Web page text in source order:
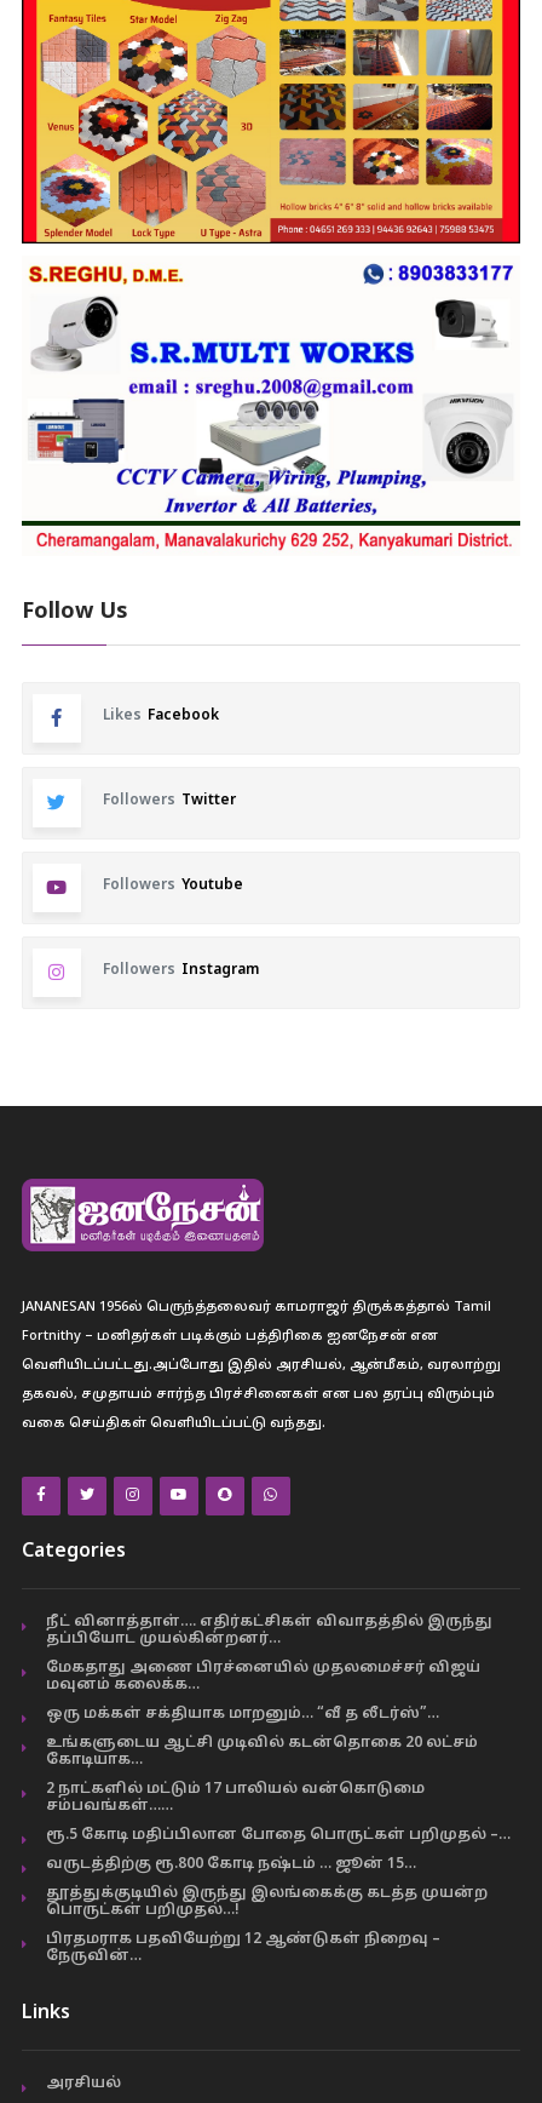
Follow Us
Likes Facebook
Followers Twitter
Followers Youtube
Followers Instagram
JANANESAN 1956ல் பெருந்த்தலைவர் காமராஜர் திருக்கத்தால் Tamil
Fortnithy – மனிதர்கள் படிக்கும் பத்திரிகை ஐனநேசன் என
வெளியிடப்பட்டது.அப்போது இதில் அரசியல், ஆன்மீகம், வரலாற்று
தகவல், சமுதாயம் சார்ந்த பிரச்சினைகள் என பல தரப்பு விரும்பும்
வகை செய்திகள் வெளியிடப்பட்டு வந்தது.
Categories
நீட் வினாத்தாள்…. எதிர்கட்சிகள் விவாதத்தில் இருந்து
தப்பியோட முயல்கின்றனர்…
மேகதாது அணை பிரச்னையில் முதலமைச்சர் விஜய்
மவுனம் கலைக்க…
ஒரு மக்கள் சக்தியாக மாறனும்… “வீ த லீடர்ஸ்”…
உங்களுடைய ஆட்சி முடிவில் கடன்தொகை 20 லட்சம்
கோடியாக…
2 நாட்களில் மட்டும் 17 பாலியல் வன்கொடுமை
சம்பவங்கள்……
ரூ.5 கோடி மதிப்பிலான போதை பொருட்கள் பறிமுதல் –…
வருடத்திற்கு ரூ.800 கோடி நஷ்டம் … ஜூன் 15…
தூத்துக்குடியில் இருந்து இலங்கைக்கு கடத்த முயன்ற
பொருட்கள் பறிமுதல்…!
பிரதமராக பதவியேற்று 12 ஆண்டுகள் நிறைவு –
நேருவின்…
Links
அரசியல்